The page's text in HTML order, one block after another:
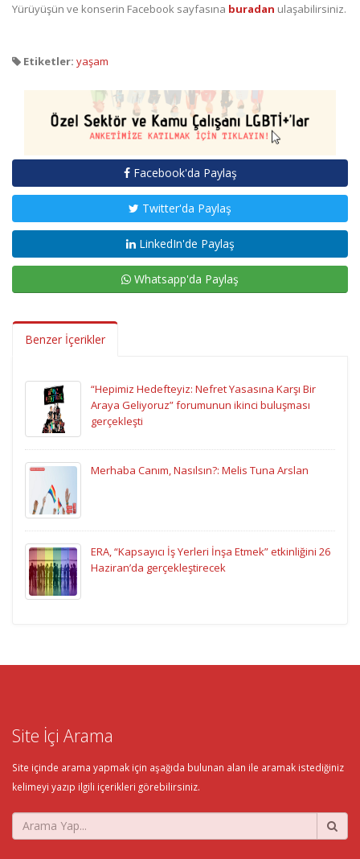
Yürüyüşün ve konserin Facebook sayfasına buradan ulaşabilirsiniz.
Etiketler: yaşam
Facebook'da Paylaş
Twitter'da Paylaş
LinkedIn'de Paylaş
Whatsapp'da Paylaş
Benzer İçerikler
“Hepimiz Hedefteyiz: Nefret Yasasına Karşı Bir
Araya Geliyoruz” forumunun ikinci buluşması
gerçekleşti
Merhaba Canım, Nasılsın?: Melis Tuna Arslan
ERA, “Kapsayıcı İş Yerleri İnşa Etmek” etkinliğini 26
Haziran’da gerçekleştirecek
Site İçi Arama
Site içinde arama yapmak için aşağıda bulunan alan ile aramak istediğiniz
kelimeyi yazıp ilgili içerikleri görebilirsiniz.